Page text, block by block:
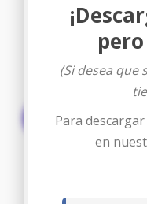
Descargar
pero
(Si desea que
Para
en